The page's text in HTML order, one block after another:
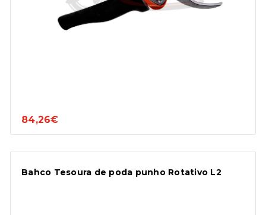
84,26€
Bahco Tesoura de poda punho Rotativo L2